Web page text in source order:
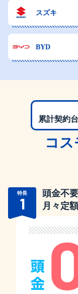
スズキ
BYD
累計契約
コ
特長
1
頭金不要
月々定